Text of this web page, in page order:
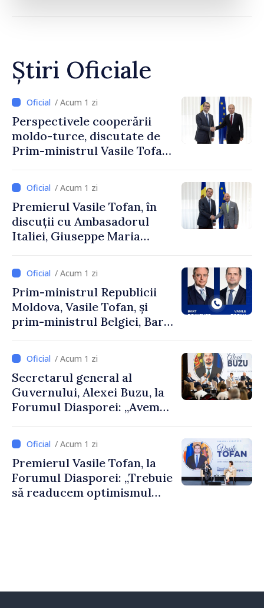
Știri Oficiale
/ Acum 1 zi
Perspectivele cooperării
moldo-turce, discutate de
Prim-ministrul Vasile Tofan
Uygar Mustafa Sertel
/ Acum 1 zi
Premierul Vasile Tofan, în
discuții cu Ambasadorul
Italiei, Giuseppe Maria
/ Acum 1 zi
Prim-ministrul Republicii
Moldova, Vasile Tofan, și
prim-ministrul Belgiei, Bart
despre parcursul european
al Republicii Moldova.
/ Acum 1 zi
Secretarul general al
Guvernului, Alexei Buzu, la
Forumul Diasporei: „Avem
dumneavoastră pentru a
construi comunități mai
puternice”
/ Acum 1 zi
Premierul Vasile Tofan, la
Forumul Diasporei: „Trebuie
să readucem optimismul